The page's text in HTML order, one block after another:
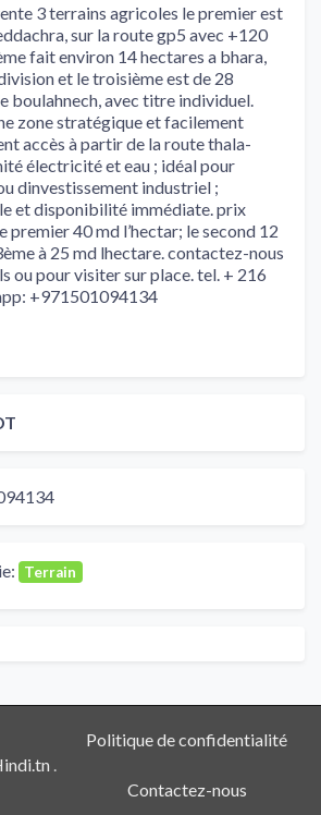
3 terrains agricoles le premier est
sur la route gp5 avec +120
fait environ 14 hectares a bhara,
et le troisième est de 28
boulahnech, avec titre individuel.
zone stratégique et facilement
accès à partir de la route thala-
électricité et eau ; idéal pour
dinvestissement industriel ;
et disponibilité immédiate. prix
premier 40 md l’hectar; le second 12
à 25 md lhectare. contactez-nous
ou pour visiter sur place. tel. + 216
+971501094134
Terrain
Politique de confidentialité
Contactez-nous